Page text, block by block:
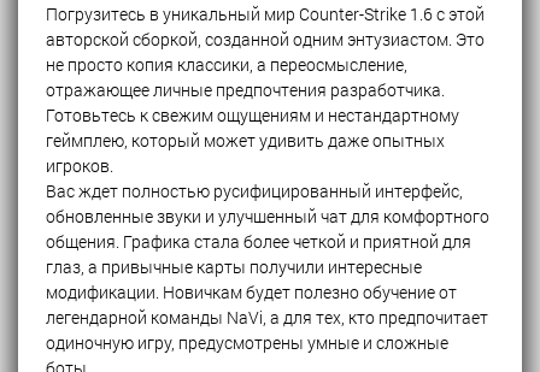
Погрузитесь в уникальный мир Counter-Strike 1.6 с этой
авторской сборкой, созданной одним энтузиастом. Это
не просто копия классики, а переосмысление,
отражающее личные предпочтения разработчика.
Готовьтесь к свежим ощущениям и нестандартному
геймплею, который может удивить даже опытных
игроков.
Вас ждет полностью русифицированный интерфейс,
обновленные звуки и улучшенный чат для комфортного
общения. Графика стала более четкой и приятной для
глаз, а привычные карты получили интересные
модификации. Новичкам будет полезно обучение от
легендарной команды NaVi, а для тех, кто предпочитает
одиночную игру, предусмотрены умные и сложные
боты.